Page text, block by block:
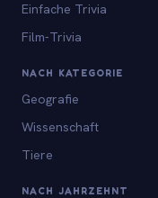
Einfache Trivia
Film-Trivia
NACH KATEGORIE
Geografie
Wissenschaft
Tiere
NACH JAHRZEHNT